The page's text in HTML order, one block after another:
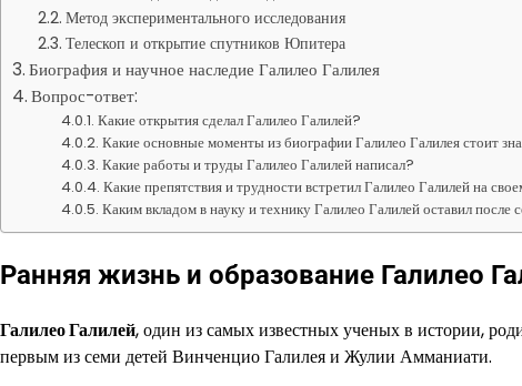
Метод экспериментального исследования
Телескоп и открытие спутников Юпитера
Биография и научное наследие Галилео Галилея
Вопрос-ответ:
Какие открытия сделал Галилео Галилей?
Какие основные моменты из биографии Галилео Галилея стоит
Какие работы и труды Галилео Галилей написал?
Какие препятствия и трудности встретил Галилео Галилей на
Каким вкладом в науку и технику Галилео Галилей оставил после
Ранняя жизнь и образование Галилео
Галилео Галилей, один из самых известных ученых в истории,
первым из семи детей Винченцио Галилея и Жулии Амманиати.